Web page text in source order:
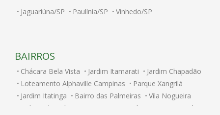
Jaguariúna/SP Paulínia/SP Vinhedo/SP
BAIRROS
Chácara Bela Vista Jardim Itamarati
Jardim Chapadão
Loteamento Alphaville Campinas
Parque Xangrilá
Jardim Itatinga
Bairro das Palmeiras
Vila Nogueira
Colinas do Atibaia
Parque Taquaral
Novo Taquaral